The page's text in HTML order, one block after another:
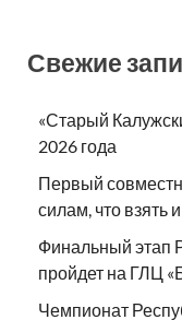
Свежие
«Старый
2026 года
Первый
силам, что взять
Финальный этап
пройдет на ГЛЦ
Чемпионат